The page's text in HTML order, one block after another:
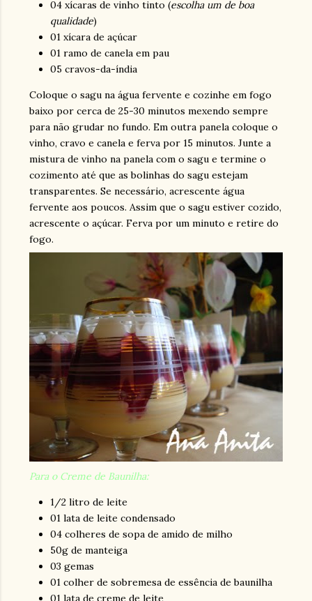
04 xícaras de vinho tinto (escolha um de boa
qualidade)
01 xícara de açúcar
01 ramo de canela em pau
05 cravos-da-índia
Coloque o sagu na água fervente e cozinhe em fogo
baixo por cerca de 25-30 minutos mexendo sempre
para não grudar no fundo. Em outra panela coloque o
vinho, cravo e canela e ferva por 15 minutos. Junte a
mistura de vinho na panela com o sagu e termine o
cozimento até que as bolinhas do sagu estejam
transparentes. Se necessário, acrescente água
fervente aos poucos. Assim que o sagu estiver cozido,
acrescente o açúcar. Ferva por um minuto e retire do
fogo.
Para o Creme de Baunilha:
1/2 litro de leite
01 lata de leite condensado
04 colheres de sopa de amido de milho
50g de manteiga
03 gemas
01 colher de sobremesa de essência de baunilha
01 lata de creme de leite